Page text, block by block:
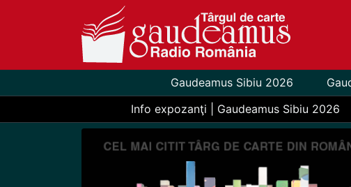
Gaudeamus Sibiu 2026
Info expozanţi | Gaudeamus Sibiu 2026